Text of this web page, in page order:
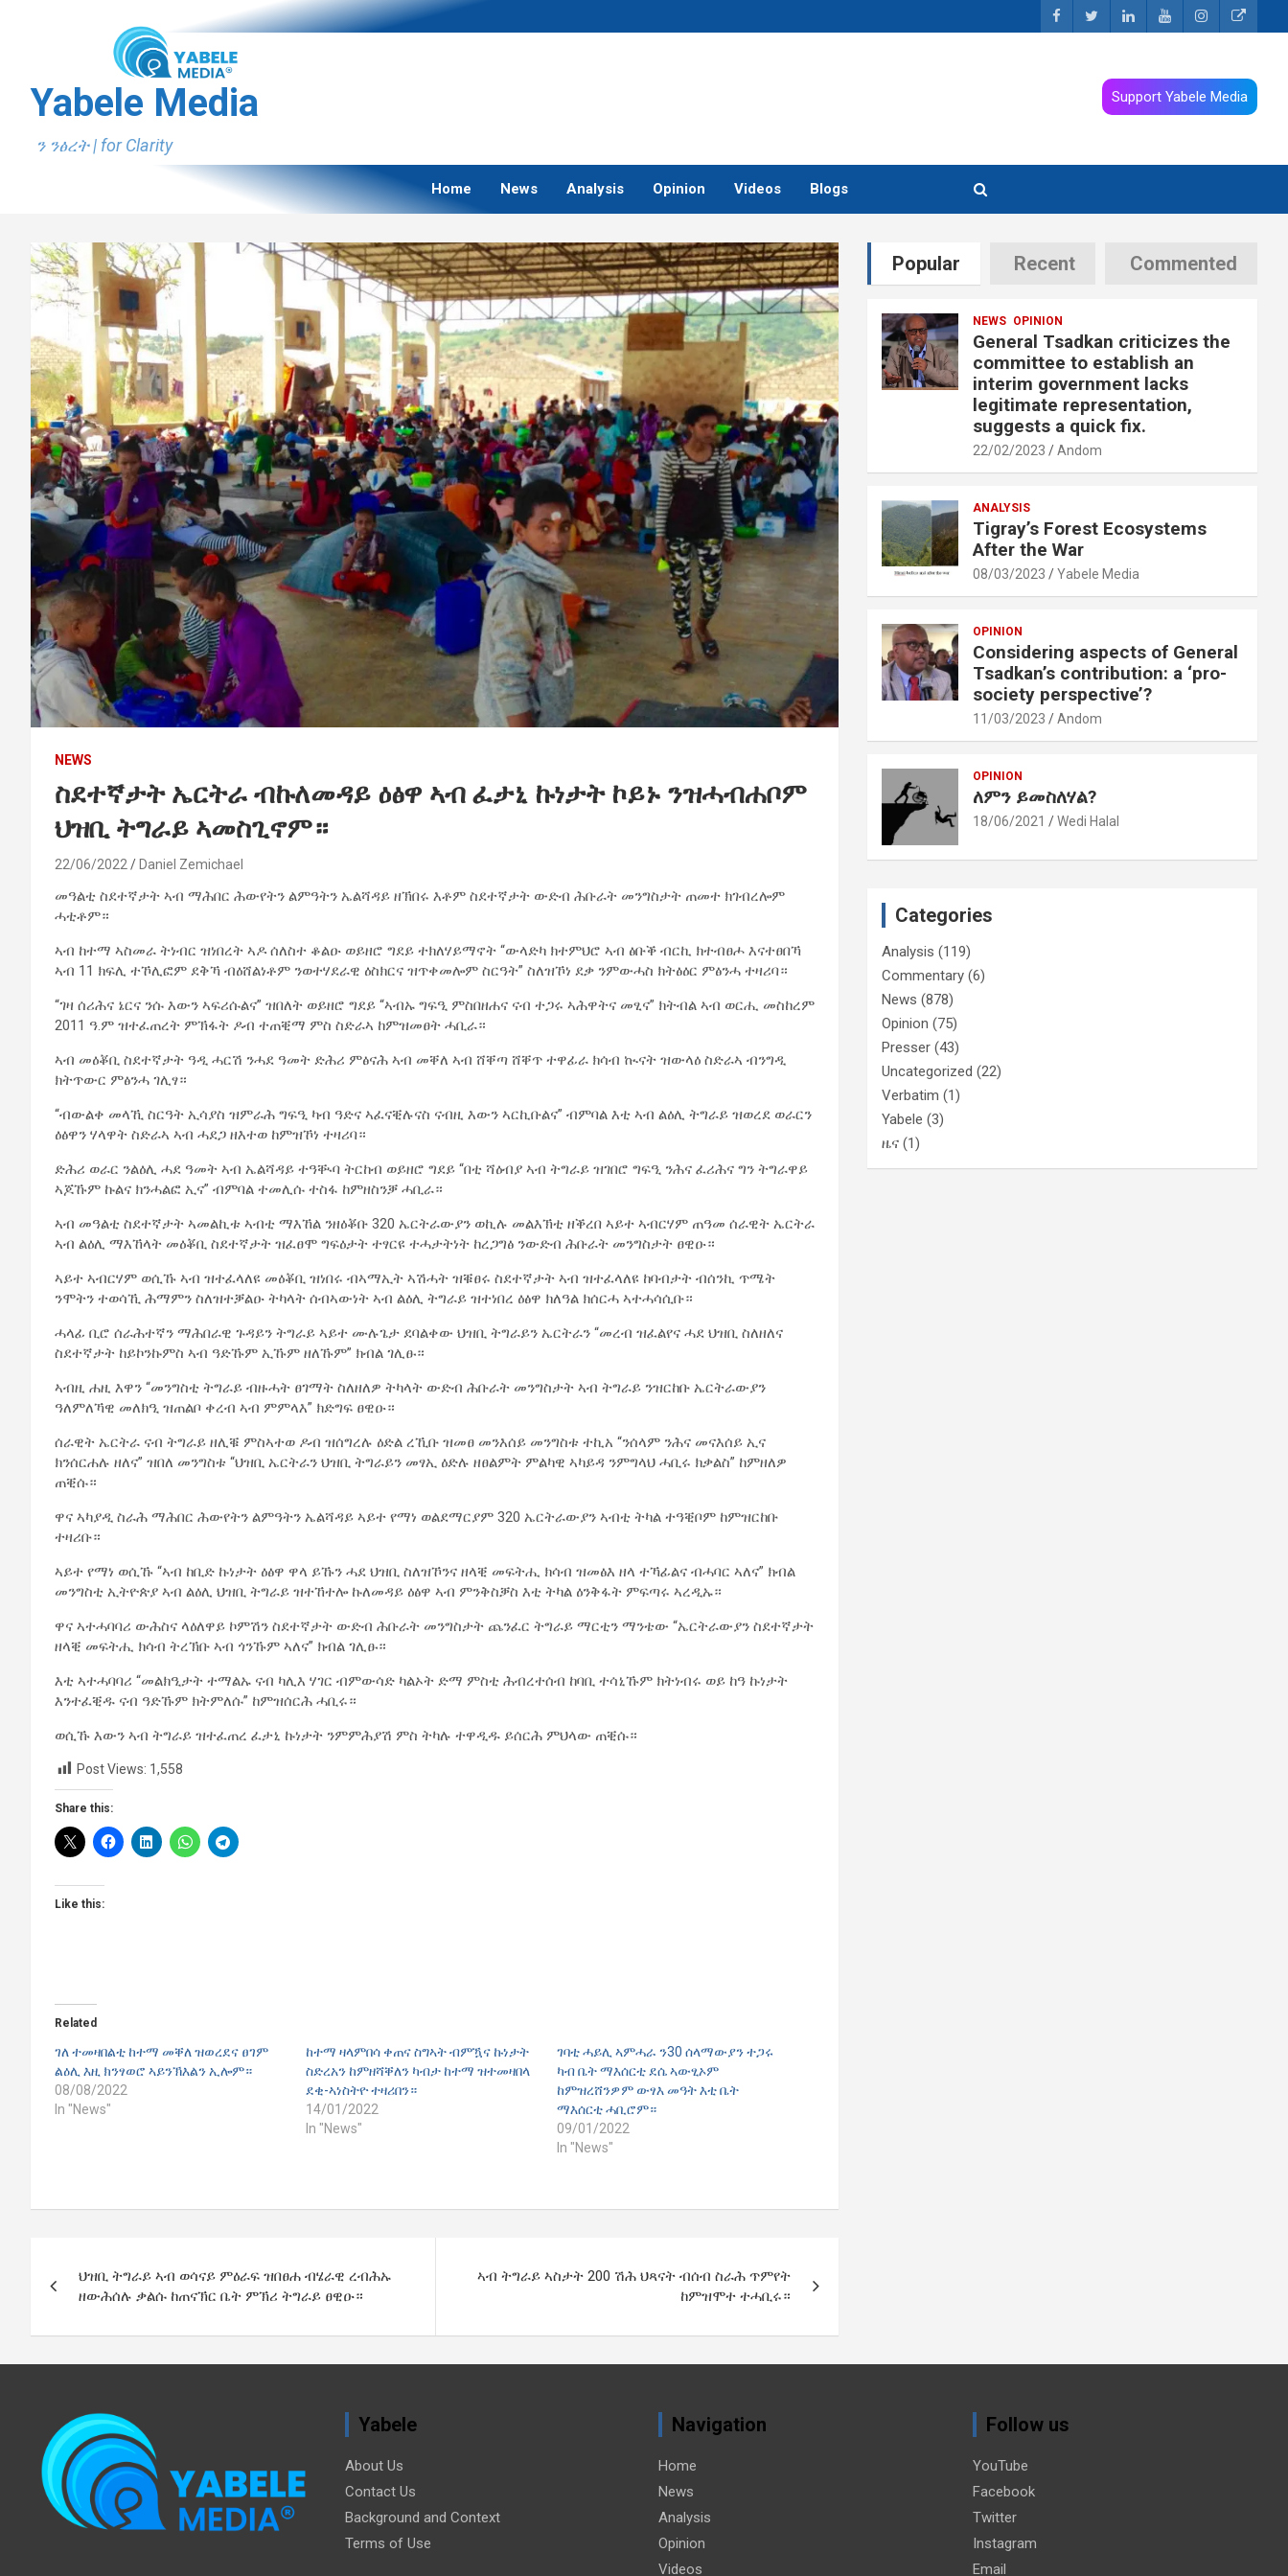
Yabele Media
ን ንፅረት | for Clarity
Support Yabele Media
Home News Analysis Opinion Videos Blogs
NEWS
ስደተኛታት ኤርትራ ብኩለመዳይ ዕፅዋ ኣብ ፈታኒ ኩነታት ኮይኑ ንዝሓብሐቦም
ህዝቢ ትግራይ ኣመስጊኖም።
22/06/2022 Daniel Zemichael
መዓልቲ ስደተኛታት ኣብ ማሕበር ሕውየትን ልምዓትን ኤልሻዳይ ዘኽበሩ እቶም ስደተኛታት ውድብ ሕቡራት መንግስታት ጠመተ ክገብረሎም
ሓቲቶም።
ኣብ ከተማ ኣስመራ ትነብር ዝነበረት ኣዶ ሰለስተ ቆልዑ ወይዘሮ ግደይ ተክለሃይማኖት “ውላድካ ክተምህሮ ኣብ ፅቡቕ ብርኪ ክተብፀሖ እናተፀበኻ
ኣብ 11 ክፍሊ ተኾሊፎም ደቅኻ ብዕሸልነቶም ንወተሃደራዊ ዕስክርና ዝጥቀመሎም ስርዓት” ስለዝኾነ ደቃ ንምውሓስ ክትፅዕር ምፅንሓ ተዛሪባ።
“ገዛ ሰሪሕና ኔርና ንሱ እውን ኣፍሪሱልና” ዝበለት ወይዘሮ ግደይ “ኣብኡ ግፍዒ ምስበዘሐና ናብ ተጋሩ ኣሕዋትና መፂና” ክትብል ኣብ ወርሒ መስከረም
2011 ዓ.ም ዝተፈጠረት ምኽፋት ዶብ ተጠቒማ ምስ ስድራኣ ከምዝመፀት ሓቢራ።
ኣብ መዕቖቢ ስደተኛታት ዓዲ ሓርሽ ንሓደ ዓመት ድሕሪ ምፅናሕ ኣብ መቐለ ኣብ ሸቐጣ ሸቐጥ ተዋፊራ ክሳብ ኲናት ዝውላዕ ስድራኣ ብንግዲ
ክትጥውር ምፅንሓ ገሊፃ።
“ብውልቀ መላኺ ስርዓት ኢሳያስ ዝምራሕ ግፍዒ ካብ ዓድና ኣፈናቒሉናስ ናብዚ እውን ኣርኪቡልና” ብምባል እቲ ኣብ ልዕሊ ትግራይ ዝወረደ ወራርን
ዕፅዋን ሃላዋት ስድራኣ ኣብ ሓደጋ ዘእተወ ከምዝኾነ ተዛሪባ።
ድሕሪ ወራር ንልዕሊ ሓደ ዓመት ኣብ ኤልሻዳይ ተዓቚባ ትርከብ ወይዘሮ ግደይ “በቲ ሻዕብያ ኣብ ትግራይ ዝገበሮ ግፍዒ ንሕና ፈሪሕና ግን ትግራዋይ
ኣጆኹም ኩልና ክንሓልፎ ኢና” ብምባል ተመሊሱ ተስፋ ከምዘስንቓ ሓቢራ።
ኣብ መዓልቲ ስደተኛታት ኣመልኪቱ ኣብቲ ማእኸል ንዘዕቖቡ 320 ኤርትራውያን ወኪሉ መልእኽቲ ዘቕረበ ኣይተ ኣብርሃም ጠዓመ ሰራዊት ኤርትራ
ኣብ ልዕሊ ማእኸላት መዕቖቢ ስደተኛታት ዝፈፀሞ ግፍዕታት ተፃርዩ ተሓታትነት ከረጋግፅ ንውድብ ሕቡራት መንግስታት ፀዊዑ።
ኣይተ ኣብርሃም ወሲኹ ኣብ ዝተፈላለዩ መዕቖቢ ዝነበሩ ብኣማኢት ኣሽሓት ዝቑፀሩ ስደተኛታት ኣብ ዝተፈላለዩ ከባብታት ብሰንኪ ጥሜት
ንሞትን ተወሳኺ ሕማምን ስለዝተቓልዑ ትካላት ሰብኣውነት ኣብ ልዕሊ ትግራይ ዝተነበረ ዕፅዋ ክለዓል ክሰርሓ ኣተሓሳሲቡ።
ሓላፊ ቢሮ ሰራሕተኛን ማሕበራዊ ጉዳይን ትግራይ ኣይተ ሙሉጌታ ደባልቀው ህዝቢ ትግራይን ኤርትራን “መረብ ዝፈልየና ሓደ ህዝቢ ስለዘለና
ስደተኛታት ከይኮንኩምስ ኣብ ዓድኹም ኢኹም ዘለኹም” ክብል ገሊፁ።
ኣብዚ ሐዚ እዋን “መንግስቲ ትግራይ ብዙሓት ፀገማት ስለዘለዎ ትካላት ውድብ ሕቡራት መንግስታት ኣብ ትግራይ ንዝርከቡ ኤርትራውያን
ዓለምለኻዊ መለክዒ ዝጠልቦ ቀረብ ኣብ ምምላእ” ክድግፍ ፀዊዑ።
ሰራዊት ኤርትራ ናብ ትግራይ ዘሊቑ ምስኣተወ ዶብ ዝሰግረሉ ዕድል ረኺቡ ዝመፀ መንእሰይ መንግስቱ ተኪአ “ንሰላም ንሕና መናእሰይ ኢና
ክንሰርሐሉ ዘለና” ዝበለ መንግስቱ “ህዝቢ ኤርትራን ህዝቢ ትግራይን መፃኢ ዕድሉ ዘፀልምት ምልካዊ ኣካይዳ ንምግላህ ሓቢሩ ክቃልስ” ከምዘለዎ
ጠቒሱ።
ዋና ኣካያዲ ስራሕ ማሕበር ሕውየትን ልምዓትን ኤልሻዳይ ኣይተ የማነ ወልደማርያም 320 ኤርትራውያን ኣብቲ ትካል ተዓቒቦም ከምዝርከቡ
ተዛሪቡ።
ኣይተ የማነ ወሲኹ “ኣብ ከቢድ ኩነታት ዕፅዋ ዋላ ይኹን ሓደ ህዝቢ ስለዝኾንና ዘላቒ መፍትሒ ክሳብ ዝመፅእ ዘላ ተኻፊልና ብሓባር ኣለና” ክብል
መንግስቲ ኢትዮጵያ ኣብ ልዕሊ ህዝቢ ትግራይ ዝተኸተሎ ኩለመዳይ ዕፅዋ ኣብ ምንቅስቓስ እቲ ትካል ዕንቅፋት ምፍጣሩ ኣረዲኡ።
ዋና ኣተሓባባሪ ውሕስና ላዕለዋይ ኮምሽን ስደተኛታት ውድብ ሕቡራት መንግስታት ጨንፈር ትግራይ ማርቲን ማንቴው “ኤርትራውያን ስደተኛታት
ዘላቒ መፍትሒ ክሳብ ትረኽቡ ኣብ ጎንኹም ኣለና” ክብል ገሊፁ።
እቲ ኣተሓባባሪ “መልክዒታት ተማልኡ ናብ ካሊእ ሃገር ብምውሳድ ካልኦት ድማ ምስቲ ሕብረተሰብ ከባቢ ተሳኒኹም ክትነብሩ ወይ ከዓ ኩነታት
እንተፈቒዱ ናብ ዓድኹም ክትምለሱ” ከምዝሰርሕ ሓቢሩ።
ወሲኹ እውን ኣብ ትግራይ ዝተፈጠረ ፈታኒ ኩነታት ንምምሕያሽ ምስ ትካሉ ተዋዲዱ ይሰርሕ ምህላው ጠቒሱ።
Post Views: 1,558
Share this:
Like this:
Related
ገለ ተመዛበልቲ ከተማ መቐለ ዝወረደና ፀገም
ልዕሊ እዚ ክንፃወሮ ኣይንኽእልን ኢሎም።
08/08/2022
In "News"
ከተማ ዛላምበሳ ቀጠና ስግኣት ብምዃና ኩነታት
ስድረአን ከምዘሻቐለን ካብታ ከተማ ዝተመዛበላ
ደቂ-ኣነስትዮ ተዛሪበን።
14/01/2022
In "News"
ገባቲ ሓይሊ ኣምሓራ ን30 ሰላማውያን ተጋሩ
ካብ ቤት ማእሰርቲ ደሴ ኣውፂኦም
ከምዝረሸንዎም ውፃእ መዓት እቲ ቤት
ማእሰርቲ ሓቢሮም።
09/01/2022
In "News"
navigation
ህዝቢ ትግራይ ኣብ ወሳናይ ምዕራፍ ዝበፀሐ ብሄራዊ ረብሕኡ
ዘውሕሰሉ ቃልሱ ከጠናኽር ቤት ምኽሪ ትግራይ ፀዊዑ።
ኣብ ትግራይ ኣስታት 200 ሽሕ ህጻናት ብሰብ ስራሕ ጥምየት
ከምዝሞተ ተሓቢሩ።
Popular Recent Commented
NEWS OPINION
General Tsadkan criticizes the
committee to establish an
interim government lacks
legitimate representation,
suggests a quick fix.
22/02/2023 Andom
ANALYSIS
Tigray’s Forest Ecosystems
After the War
08/03/2023 Yabele Media
OPINION
Considering aspects of General
Tsadkan’s contribution: a ‘pro-
society perspective’?
11/03/2023 Andom
OPINION
ለምን ይመስለሃል?
18/06/2021 Wedi Halal
Categories
Analysis (119)
Commentary (6)
News (878)
Opinion (75)
Presser (43)
Uncategorized (22)
Verbatim (1)
Yabele (3)
ዜና (1)
Yabele
About Us
Contact Us
Background and Context
Terms of Use
Navigation
Home
News
Analysis
Opinion
Videos
Follow us
YouTube
Facebook
Twitter
Instagram
Email